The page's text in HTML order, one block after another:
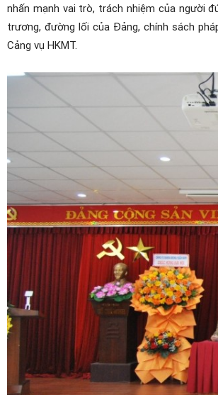
nhấn mạnh vai trò, trách nhiệm của người
trương, đường lối của Đảng, chính sách
Cảng vụ HKMT.